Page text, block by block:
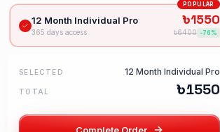
POPULAR
12 Month Individual Pro
365 days access
৳1550
৳6400 -76%
SELECTED 12 Month Individual Pro
TOTAL ৳1550
Complete Order